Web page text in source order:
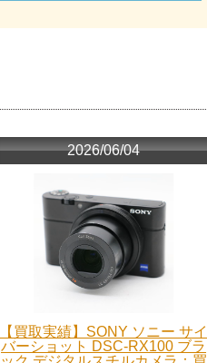
2026/06/04
【買取実績】SONY ソニー サイ
バーショット DSC-RX100 ブラ